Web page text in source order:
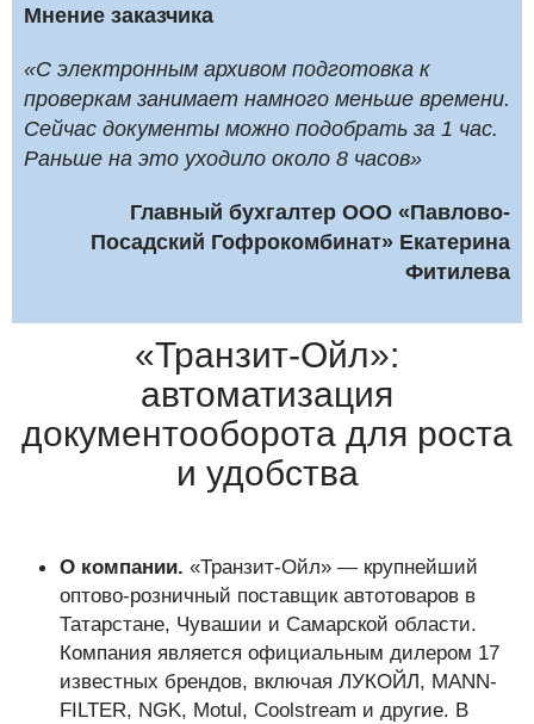
Мнение заказчика
«С электронным архивом подготовка к
проверкам занимает намного меньше времени.
Сейчас документы можно подобрать за 1 час.
Раньше на это уходило около 8 часов»
Главный бухгалтер ООО «Павлово-
Посадский Гофрокомбинат» Екатерина
Фитилева
«Транзит-Ойл»:
автоматизация
документооборота для роста
и удобства
О компании. «Транзит-Ойл» — крупнейший
оптово-розничный поставщик автотоваров в
Татарстане, Чувашии и Самарской области.
Компания является официальным дилером 17
известных брендов, включая ЛУКОЙЛ, MANN-
FILTER, NGK, Motul, Coolstream и другие. В